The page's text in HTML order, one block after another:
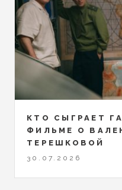
КТО СЫГРАЕТ
ФИЛЬМЕ О
ТЕРЕШКОВОЙ
30.07.2026